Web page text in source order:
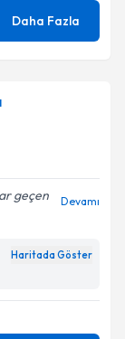
Daha Fazla
geçen
Devamı
Haritada Göster